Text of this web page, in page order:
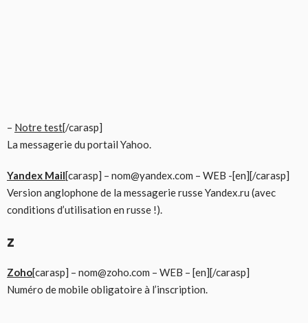
– Notre test[/carasp]
La messagerie du portail Yahoo.
Yandex Mail[carasp] – nom@yandex.com – WEB -[en][/carasp]
Version anglophone de la messagerie russe Yandex.ru (avec
conditions d’utilisation en russe !).
Z
Zoho[carasp] – nom@zoho.com – WEB – [en][/carasp]
Numéro de mobile obligatoire à l’inscription.